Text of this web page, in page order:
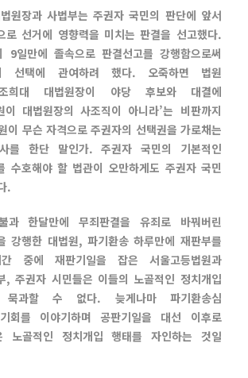
원장과 사법부는 주권자 국민의 판단에 앞서
로 선거에 영향력을 미치는 판결을 선고했다.
9일만에 졸속으로 판결선고를 강행함으로써
선택에 관여하려 했다. 오죽하면 법원
조희대 대법원장이 야당 후보와 대결에
이 대법원장의 사조직이 아니라’는 비판까지
이 무슨 자격으로 주권자의 선택권을 가로채는
를 한단 말인가. 주권자 국민의 기본적인
수호해야 할 법관이 오만하게도 주권자 국민
.
한달만에 무죄판결을 유죄로 바꿔버린
강행한 대법원, 파기환송 하루만에 재판부를
간 중에 재판기일을 잡은 서울고등법원과
, 주권자 시민들은 이들의 노골적인 정치개입
묵과할 수 없다. 늦게나마 파기환송심
회를 이야기하며 공판기일을 대선 이후로
노골적인 정치개입 행태를 자인하는 것일